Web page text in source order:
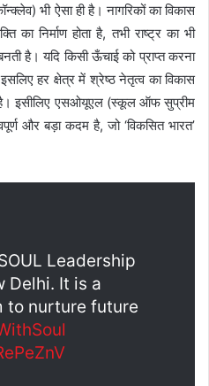
भी ऐसा ही है। नागरिकों का विकास
का निर्माण होता है, तभी राष्ट्र का भी
बनती है। यदि किसी ऊँचाई को प्राप्त करना
हर क्षेत्र में श्रेष्ठ नेतृत्व का विकास
इसीलिए एसओयूएल (स्कूल ऑफ सुप्रीम
और बड़ा कदम है, जो ‘विकसित भारत’
Leadership
Delhi. It is a
to nurture future